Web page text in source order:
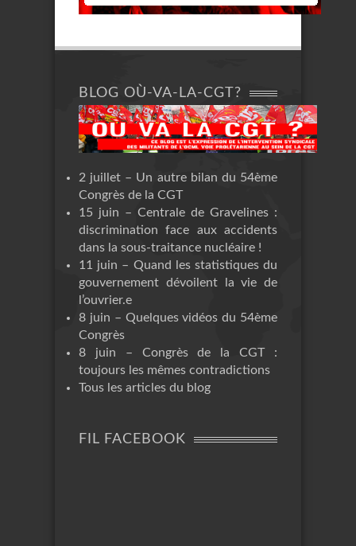
BLOG OÙ-VA-LA-CGT?
2 juillet – Un autre bilan du 54ème
Congrès de la CGT
15 juin – Centrale de Gravelines :
discrimination face aux accidents
dans la sous-traitance nucléaire !
11 juin – Quand les statistiques du
gouvernement dévoilent la vie de
l’ouvrier.e
8 juin – Quelques vidéos du 54ème
Congrès
8 juin – Congrès de la CGT :
toujours les mêmes contradictions
Tous les articles du blog
FIL FACEBOOK